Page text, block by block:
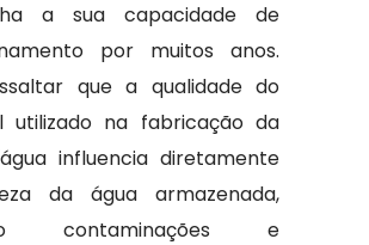
a sua capacidade de
por muitos anos.
que a qualidade do
utilizado na fabricação da
influencia diretamente
da água armazenada,
contaminações e